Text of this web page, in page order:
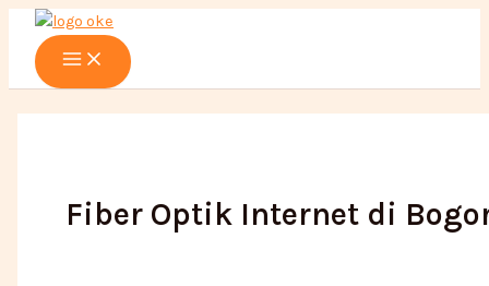
Lewati
konten
Main
Menu
Fiber Optik Internet di